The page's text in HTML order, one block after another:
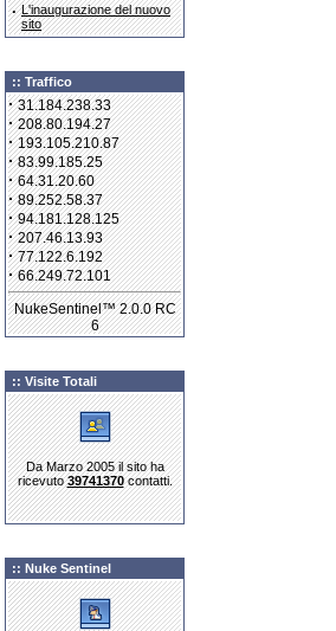
· L'inaugurazione del nuovo
sito
:: Traffico
·31.184.238.33
·208.80.194.27
·193.105.210.87
·83.99.185.25
·64.31.20.60
·89.252.58.37
·94.181.128.125
·207.46.13.93
·77.122.6.192
·66.249.72.101
NukeSentinel™ 2.0.0 RC
6
:: Visite Totali
Da Marzo 2005 il sito ha
ricevuto39741370contatti.
:: Nuke Sentinel